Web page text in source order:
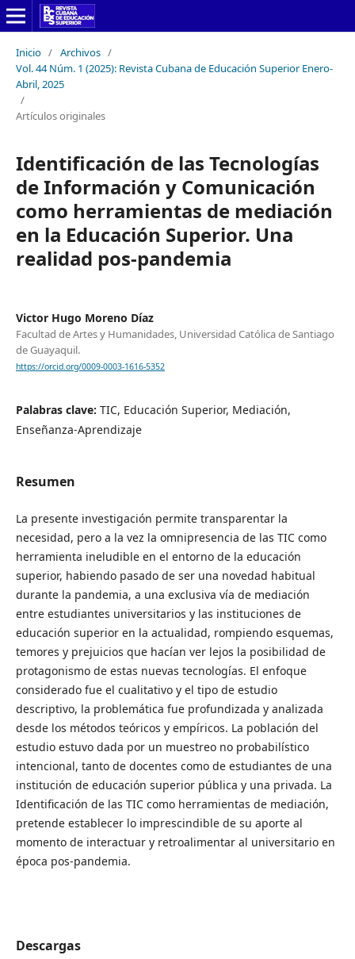
Inicio / Archivos /
Vol. 44 Núm. 1 (2025): Revista Cubana de Educación Superior Enero-
Abril, 2025
/
Artículos originales
Identificación de las Tecnologías
de Información y Comunicación
como herramientas de mediación
en la Educación Superior. Una
realidad pos-pandemia
Victor Hugo Moreno Díaz
Facultad de Artes y Humanidades, Universidad Católica de Santiago
de Guayaquil.
https://orcid.org/0009-0003-1616-5352
Palabras clave: TIC, Educación Superior, Mediación,
Enseñanza-Aprendizaje
Resumen
La presente investigación permite transparentar la
necesidad, pero a la vez la omnipresencia de las TIC como
herramienta ineludible en el entorno de la educación
superior, habiendo pasado de ser una novedad habitual
durante la pandemia, a una exclusiva vía de mediación
entre estudiantes universitarios y las instituciones de
educación superior en la actualidad, rompiendo esquemas,
temores y prejuicios que hacían ver lejos la posibilidad de
protagonismo de estas nuevas tecnologías. El enfoque
considerado fue el cualitativo y el tipo de estudio
descriptivo, la problemática fue profundizada y analizada
desde los métodos teóricos y empíricos. La población del
estudio estuvo dada por un muestreo no probabilístico
intencional, tanto de docentes como de estudiantes de una
institución de educación superior pública y una privada. La
Identificación de las TIC como herramientas de mediación,
pretende establecer lo imprescindible de su aporte al
momento de interactuar y retroalimentar al universitario en
época pos-pandemia.
Descargas